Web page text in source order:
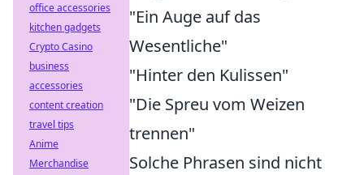
"Ein Auge auf das
Wesentliche"
"Hinter den Kulissen"
"Die Spreu vom Weizen
trennen"
Solche Phrasen sind nicht
office accessories
kitchen gadgets
Crypto Casino
business
accessories
content creation
travel tips
Anime
Merchandise